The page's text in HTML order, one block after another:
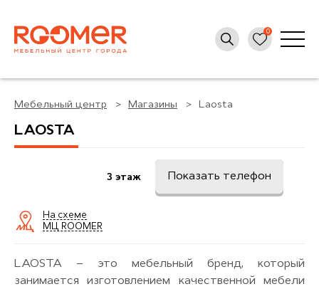
Мебельный центр Магазины Laosta
LAOSTA
3 этаж Показать телефон
На схеме
МЦ ROOMER
LAOSTA – это мебельный бренд, который
занимается изготовлением качественной мебели